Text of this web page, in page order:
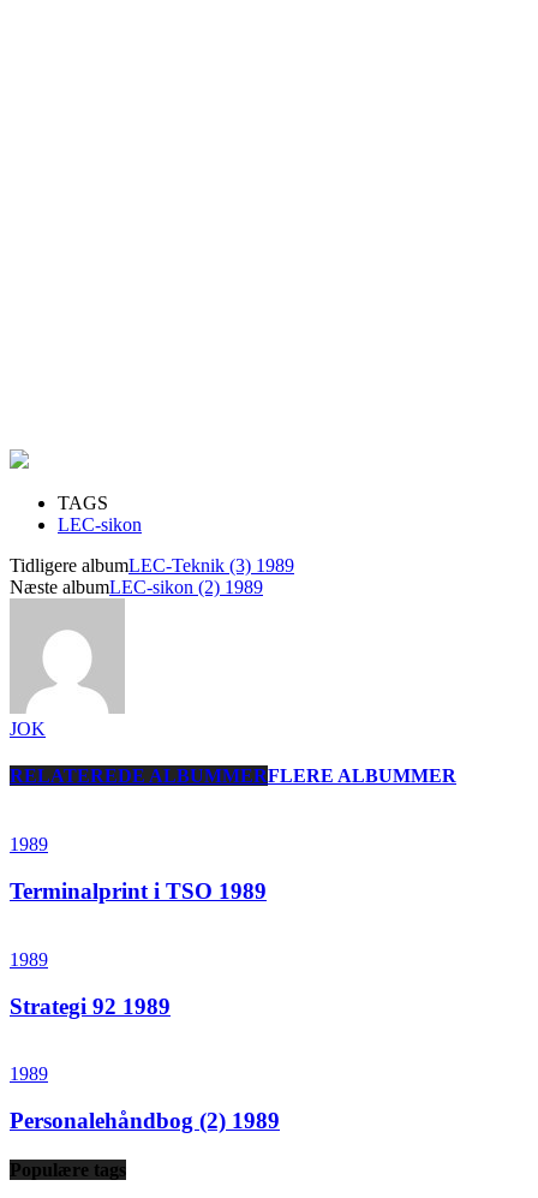
TAGS
LEC-sikon
Tidligere albumLEC-Teknik (3) 1989
Næste albumLEC-sikon (2) 1989
JOK
RELATEREDE ALBUMMERFLERE ALBUMMER
1989
Terminalprint i TSO 1989
1989
Strategi 92 1989
1989
Personalehåndbog (2) 1989
Populære tags